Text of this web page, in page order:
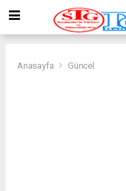
Anasayfa Güncel